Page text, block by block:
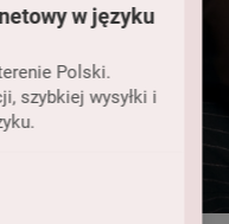
w języku
Polski.
szybkiej wysyłki i